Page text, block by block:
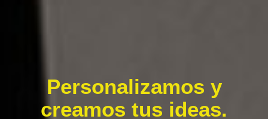
Personalizamos y
creamos tus ideas.